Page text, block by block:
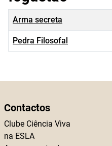
Título
Arma secreta
Pedra Filosofal
Contactos
Clube Ciência Viva
na ESLA